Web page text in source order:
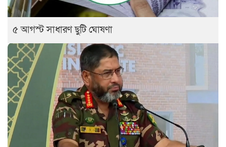
৫ আগস্ট সাধারণ ছুটি ঘোষণা